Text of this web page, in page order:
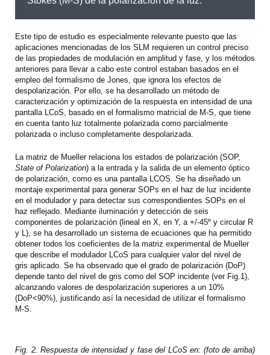
Este tipo de estudio es especialmente relevante puesto que las
aplicaciones mencionadas de los SLM requieren un control preciso
de las propiedades de modulación en amplitud y fase, y los métodos
anteriores para llevar a cabo este control estaban basados en el
empleo del formalismo de Jones, que ignora los efectos de
despolarización. Por ello, se ha desarrollado un método de
caracterización y optimización de la respuesta en intensidad de una
pantalla LCoS, basado en el formalismo matricial de M-S, que tiene
en cuenta tanto luz totalmente polarizada como parcialmente
polarizada o incluso completamente despolarizada.
La matriz de Mueller relaciona los estados de polarización (SOP,
State of Polarization) a la entrada y la salida de un elemento óptico
de polarización, como es una pantalla LCOS. Se ha diseñado un
montaje experimental para generar SOPs en el haz de luz incidente
en el modulador y para detectar sus correspondientes SOPs en el
haz reflejado. Mediante iluminación y detección de seis
componentes de polarización (lineal en X, en Y, a +/-45º y circular R
y L), se ha desarrollado un sistema de ecuaciones que ha permitido
obtener todos los coeficientes de la matriz experimental de Mueller
que describe el modulador LCoS para cualquier valor del nivel de
gris aplicado. Se ha observado que el grado de polarización (DoP)
depende tanto del nivel de gris como del SOP incidente (ver Fig.1),
alcanzando valores de despolarización superiores a un 10%
(DoP<90%), justificando así la necesidad de utilizar el formalismo
M-S.
Fig. 2. Respuesta de intensidad y fase del LCoS en: (foto de arriba)